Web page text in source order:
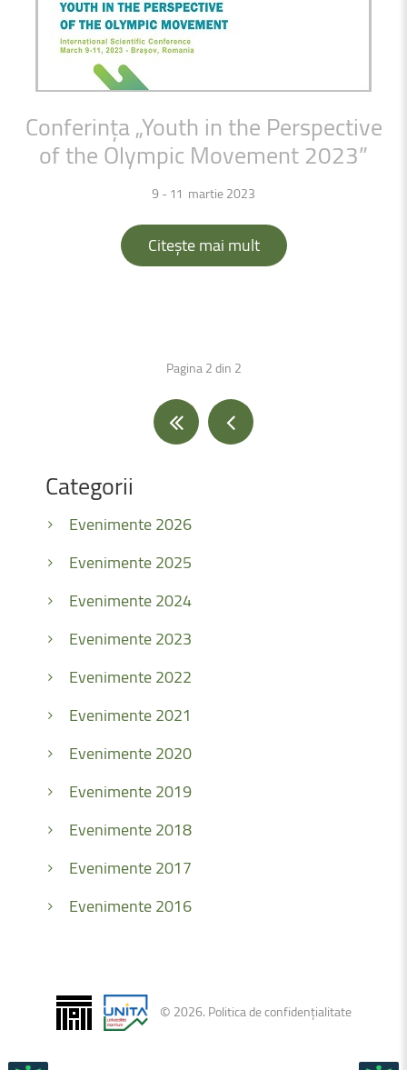
Conferința„Youth in the Perspective
ofthe Olympic Movement 2023”
9 - 11 martie 2023
Citește mai mult
Pagina 2 din 2
Categorii
Evenimente 2026
Evenimente 2025
Evenimente 2024
Evenimente 2023
Evenimente 2022
Evenimente 2021
Evenimente 2020
Evenimente 2019
Evenimente 2018
Evenimente 2017
Evenimente 2016
© 2026. Politica de confidențialitate